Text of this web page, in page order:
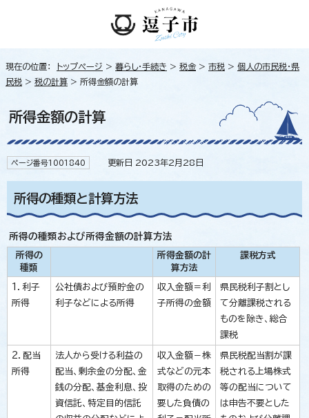
現在の位置： トップページ > 暮らし・手続き > 税金> 市税 > 個人の市民税・県
民税 > 税の計算 > 所得金額の計算
所得金額の計算
ページ番号1001840 更新日 2023年2月28日
所得の種類と計算方法
所得の種類および所得金額の計算方法
所得の
種類
所得金額の計
算方法
課税方式
1．利子
所得
公社債および預貯金の
利子などによる所得
収入金額＝利
子所得の金額
県民税利子割とし
て分離課税される
ものを除き、総合
課税
2．配当
所得
法人から受ける利益の
配当、剰余金の分配、金
銭の分配、基金利息、投
資信託、特定目的信託
収入金額－株
式などの元本
取得のための
要した負債の
県民税配当割が課
税される上場株式
等の配当について
は申告不要とした